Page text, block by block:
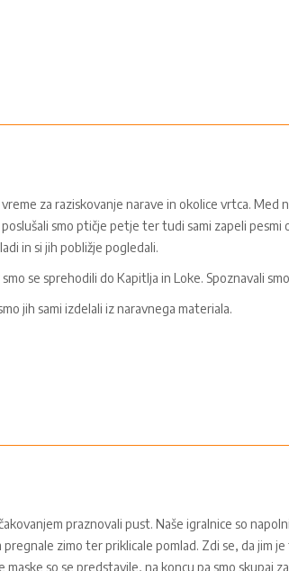
za raziskovanje narave in okolice vrtca. Med
smo ptičje petje ter tudi sami zapeli pesmi
in si jih pobližje pogledali.
se sprehodili do Kapitlja in Loke. Spoznavali
jih sami izdelali iz naravnega materiala.
praznovali pust. Naše igralnice so
zimo ter priklicale pomlad. Zdi se, da jim
maske so se predstavile, na koncu pa smo skupaj